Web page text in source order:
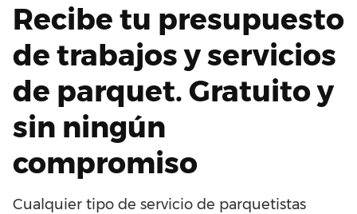
Recibe tu presupuesto
de trabajos y servicios
de parquet. Gratuito y
sin ningún
compromiso
Cualquier tipo de servicio de parquetistas